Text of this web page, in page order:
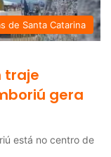
de Santa Catarina
traje
gera
está no centro de